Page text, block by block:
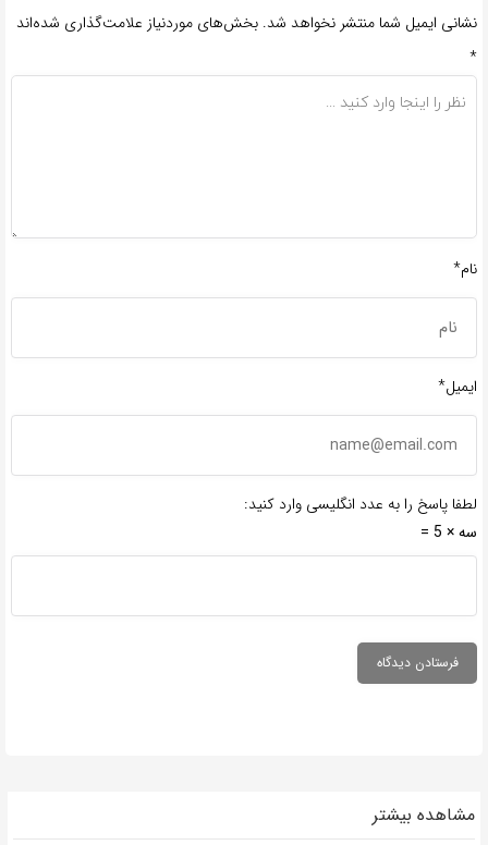
نشانی ایمیل شما منتشر نخواهد شد. بخش‌های موردنیاز علامت‌گذاری شده‌اند
*
نام*
ایمیل*
لطفا پاسخ را به عدد انگلیسی وارد کنید:
سه × 5 =
مشاهده بیشتر